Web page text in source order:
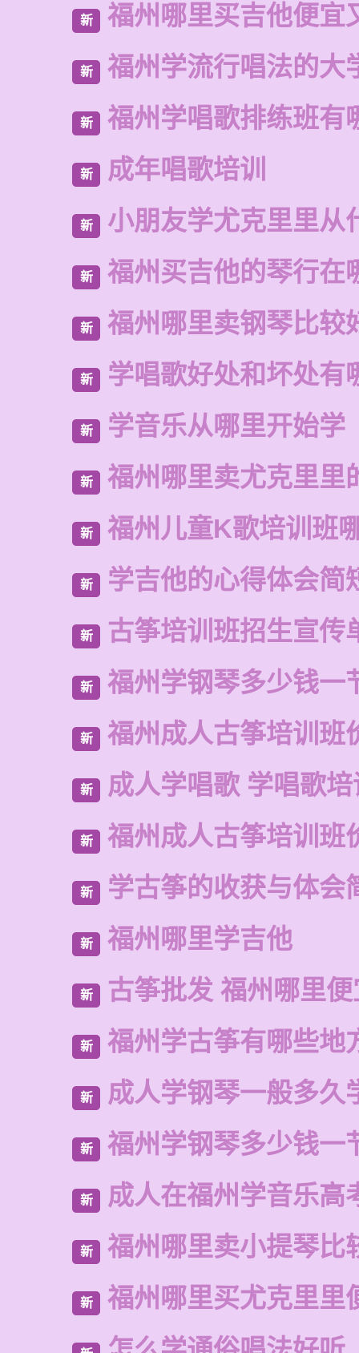
新 福州哪里买吉他便宜
新 福州学流行唱法的大
新 福州学唱歌排练班有
新 成年唱歌培训
新 小朋友学尤克里里从
新 福州买吉他的琴行在
新 福州哪里卖钢琴比较
新 学唱歌好处和坏处有
新 学音乐从哪里开始学
新 福州哪里卖尤克里里
新 福州儿童K歌培训班
新 学吉他的心得体会简
新 古筝培训班招生宣传
新 福州学钢琴多少钱一
新 福州成人古筝培训班
新 成人学唱歌 学唱歌
新 福州成人古筝培训班
新 学古筝的收获与体会
新 福州哪里学吉他
新 古筝批发 福州哪里
新 福州学古筝有哪些地
新 成人学钢琴一般多久
新 福州学钢琴多少钱一
新 成人在福州学音乐高
新 福州哪里卖小提琴比
新 福州哪里买尤克里里